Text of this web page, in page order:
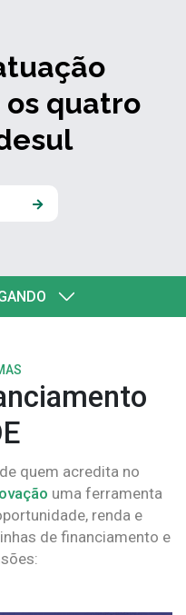
quatro
quem acredita no
uma ferramenta
renda e
de financiamento e